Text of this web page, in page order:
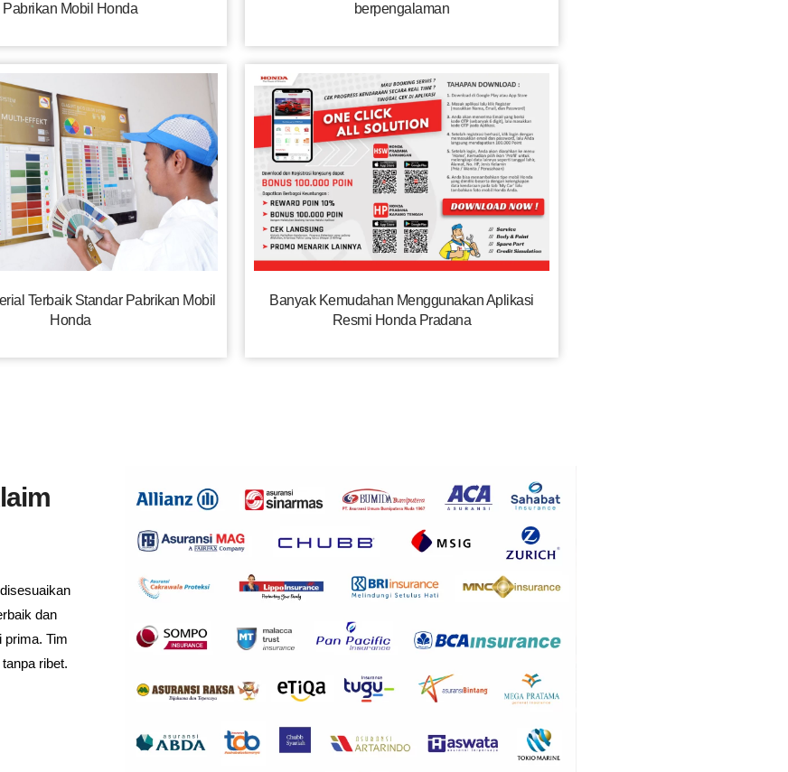
Pabrikan Mobil Honda
berpengalaman
Terbaik Standar Pabrikan Mobil
Honda
Banyak Kemudahan Menggunakan Aplikasi
Resmi Honda Pradana
dan
prima. Tim
ribet.